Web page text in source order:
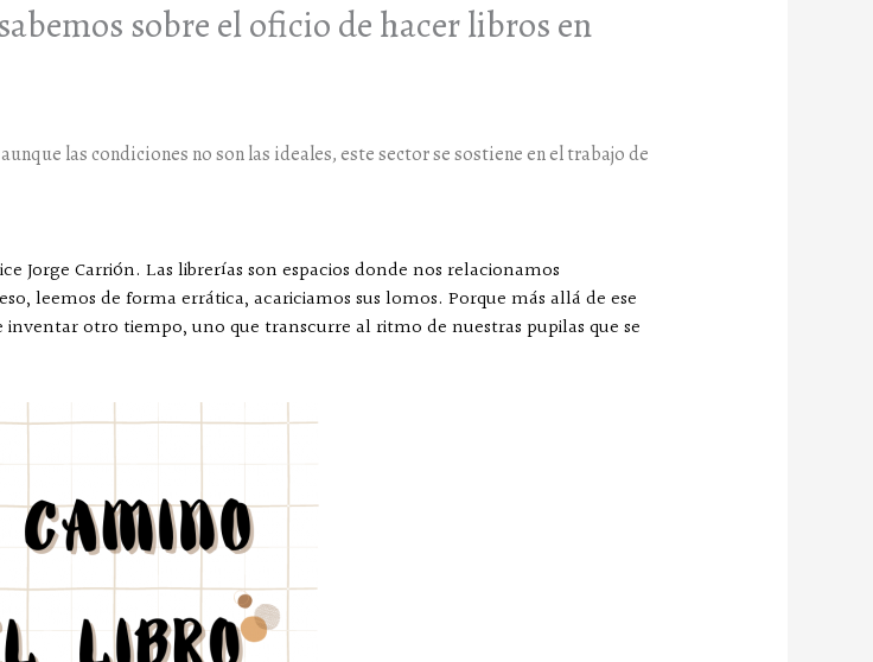
sobre el oficio de hacer libros en
las condiciones no son las ideales, este sector se sostiene en el trabajo de
Carrión. Las librerías son espacios donde nos relacionamos
leemos de forma errática, acariciamos sus lomos. Porque más allá de ese
otro tiempo, uno que transcurre al ritmo de nuestras pupilas que se